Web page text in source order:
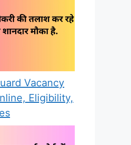
Vacancy
Eligibility,